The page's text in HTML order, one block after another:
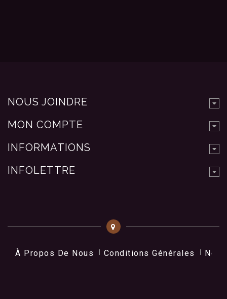
NOUS JOINDRE
MON COMPTE
INFORMATIONS
INFOLETTRE
À Propos De Nous Conditions Générales Nos